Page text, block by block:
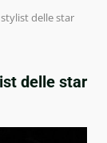
stylist delle star
delle star